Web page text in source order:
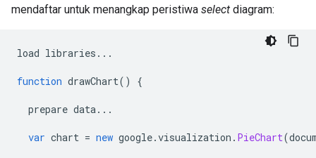
mendaftar untuk menangkap peristiwa select diagram:
load libraries ...
function drawChart() {
prepare data...
var chart = new google.visualization . PieChart(